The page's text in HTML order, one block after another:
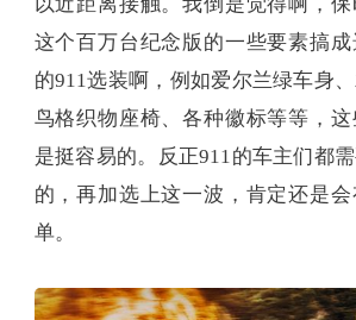
以近距离接触。我倒是觉得啊，
这个百万台纪念版的一些要素搞
的911选装啊，例如爱尔兰绿车身
鸟格织物座椅、各种徽标等等，
是挺容易的。反正911的车主们都
的，再加选上这一波，肯定还是
单。